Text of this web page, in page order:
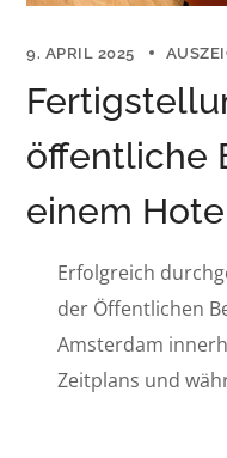
9. APRIL 2025
öffentliche
einem
Erfolgreich
der Öffentlichen
Amsterdam
Zeitplans und